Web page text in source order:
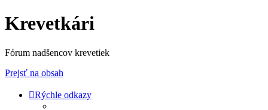
Krevetkári
Fórum nadšencov krevetiek
Prejsť na obsah
Rýchle odkazy